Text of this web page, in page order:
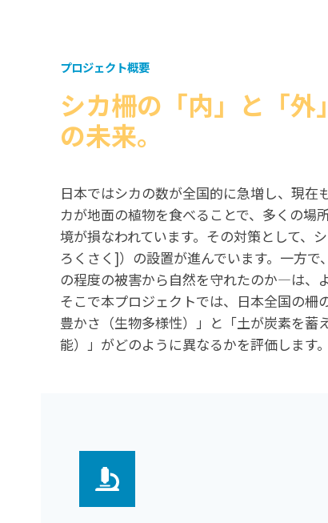
プロジェクト概要
シカ柵の「内」と「
の未来。
日本ではシカの数が全国的に急増し、現在
カが地面の植物を食べることで、多くの場
境が損なわれています。その対策として、
ろくさく]）の設置が進んでいます。一方
の程度の被害から自然を守れたのか—は、
そこで本プロジェクトでは、日本全国の柵
豊かさ（生物多様性）」と「土が炭素を蓄
能）」がどのように異なるかを評価します。